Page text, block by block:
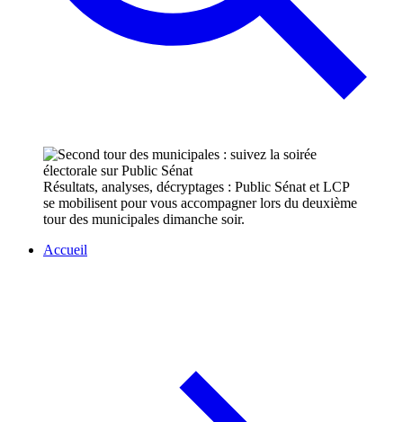
Résultats, analyses, décryptages : Public Sénat et LCP
se mobilisent pour vous accompagner lors du deuxième
tour des municipales dimanche soir.
Accueil